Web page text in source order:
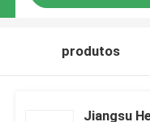
produtos
Jiangsu